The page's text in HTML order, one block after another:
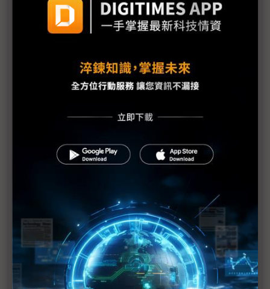
何以蘋果放緩越南腳步 卻加快印度布局？
蘋果新品將上市 台系PCB供應鏈沾光
蘋果新品呼之欲出 2025具3大營運關注點
蘋果傳開始量產M5晶片 多項新技術台日韓供應鏈齊
繼Google後 中國再對蘋果展開反壟斷調查
蘋果春季傳推5大新品 規格升級一次看
iPhone 17 Air傳七大升級 超薄設計、搭自研5G數據
晶片